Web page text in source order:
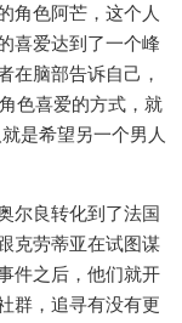
角色阿芒，这个人
喜爱达到了一个峰
在脑部告诉自己，
色喜爱的方式，就
是希望另一个男人
尔良转化到了法国
克劳蒂亚在试图谋
件之后，他们就开
群，追寻有没有更